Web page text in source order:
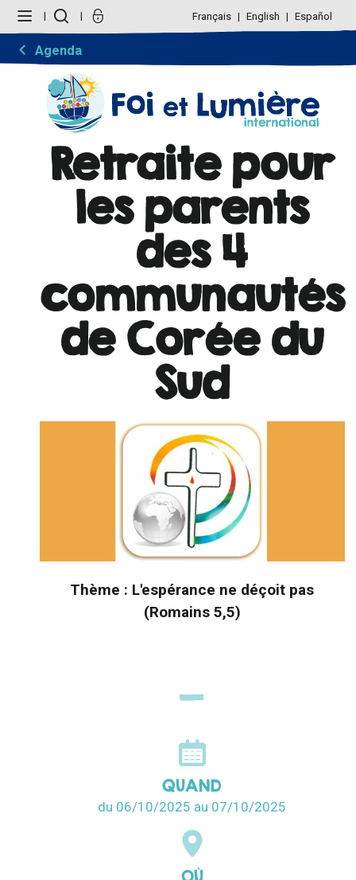
contenu.
navigation
personnels
Français English Español
Agenda
Retraite pour
les parents
des 4
communautés
de Corée du
Sud
Thème : L'espérance ne déçoit pas
(Romains 5,5)
QUAND
du 06/10/2025 au 07/10/2025
OÙ